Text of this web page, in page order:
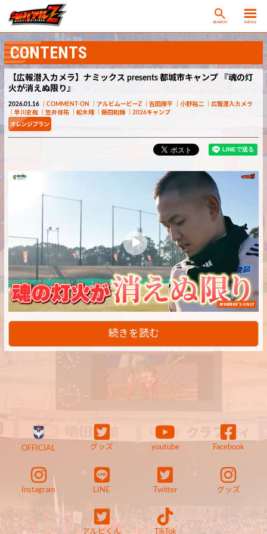
SEARCH MENU
CONTENTS
【広報潜入カメラ】ナミックス presents 都城市キャンプ 『魂の灯
火が消えぬ限り』
2026.01.16 COMMENT-ON アルビムービーZ 吉田陣平 小野裕二
広報潜入カメラ
早川史哉
笠井佳祐 舩木翔 藤田和輝 2026キャンプ
MEMBER'S ONLY
続きを読む
OFFICIAL グッズ youtube Facebook
Instagram LINE Twitter グッズ
アルビくん TikTok